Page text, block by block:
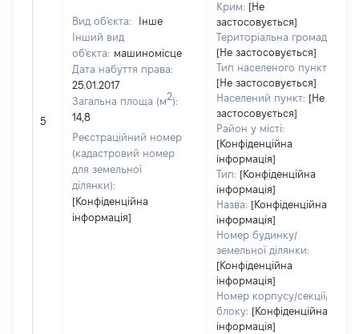
5
Вид об'єкта:
Інше
Інший вид
об'єкта: машиномісце
Дата набуття права:
25.01.2017
Загальна площа (м2):
14,8
Реєстраційний номер
(кадастровий номер
для земельної
ділянки):
[Конфіденційна
інформація]
Крим: [Не
застосовується]
Територіальна громада:
[Не застосовується]
Тип населеного пункту:
[Не застосовується]
Населений пункт: [Не
застосовується]
Район у місті:
[Конфіденційна
інформація]
Тип: [Конфіденційна
інформація]
Назва: [Конфіденційна
інформація]
Номер будинку/
земельної ділянки:
[Конфіденційна
інформація]
Номер корпусу/секції/
блоку: [Конфіденційна
інформація]